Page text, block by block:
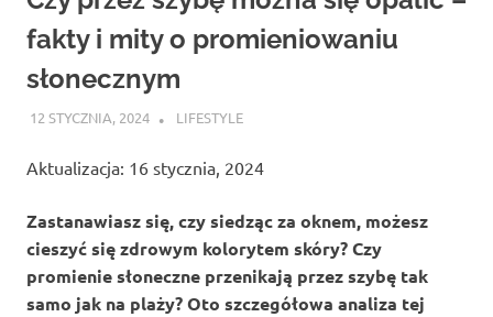
fakty i mity o promieniowaniu
słonecznym
12 STYCZNIA, 2024 ATROX
LIFESTYLE
Aktualizacja: 16 stycznia, 2024
Zastanawiasz się, czy siedząc za oknem, możesz
cieszyć się zdrowym kolorytem skóry? Czy
promienie słoneczne przenikają przez szybę tak
samo jak na plaży? Oto szczegółowa analiza tej